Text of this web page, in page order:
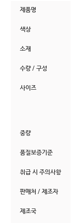
제품명
색상
소재
수량 / 구성
사이즈
중량
품질보증기준
취급 시 주의사항
판매처 / 제조자
제조국